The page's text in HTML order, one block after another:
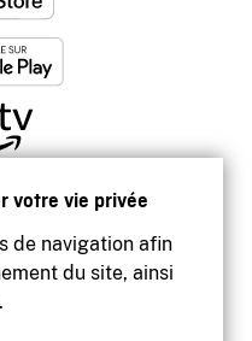
votre vie privée
de navigation afin
du site, ainsi